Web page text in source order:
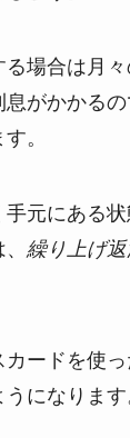
る場合は月
がかかる
。
手元にある
繰り上げ
カードを使
になります